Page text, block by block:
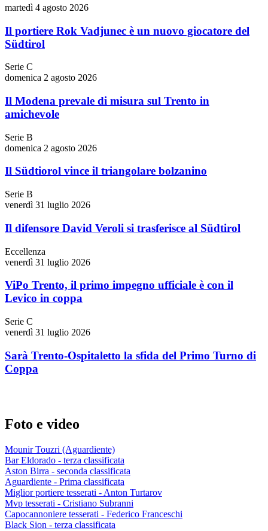
martedì 4 agosto 2026
Il portiere Rok Vadjunec è un nuovo giocatore del
Südtirol
Serie C
domenica 2 agosto 2026
Il Modena prevale di misura sul Trento in
amichevole
Serie B
domenica 2 agosto 2026
Il Südtiorol vince il triangolare bolzanino
Serie B
venerdì 31 luglio 2026
Il difensore David Veroli si trasferisce al Südtirol
Eccellenza
venerdì 31 luglio 2026
ViPo Trento, il primo impegno ufficiale è con il
Levico in coppa
Serie C
venerdì 31 luglio 2026
Sarà Trento-Ospitaletto la sfida del Primo Turno di
Coppa
Foto e video
Mounir Touzri (Aguardiente)
Bar Eldorado - terza classificata
Aston Birra - seconda classificata
Aguardiente - Prima classificata
Miglior portiere tesserati - Anton Turtarov
Mvp tesserati - Cristiano Subranni
Capocannoniere tesserati - Federico Franceschi
Black Sion - terza classificata